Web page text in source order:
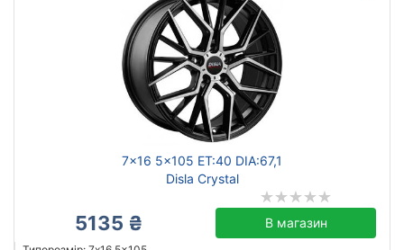
7x16 5x105 ET:40 DIA:67,1
Disla Crystal
5135 ₴ В магазин